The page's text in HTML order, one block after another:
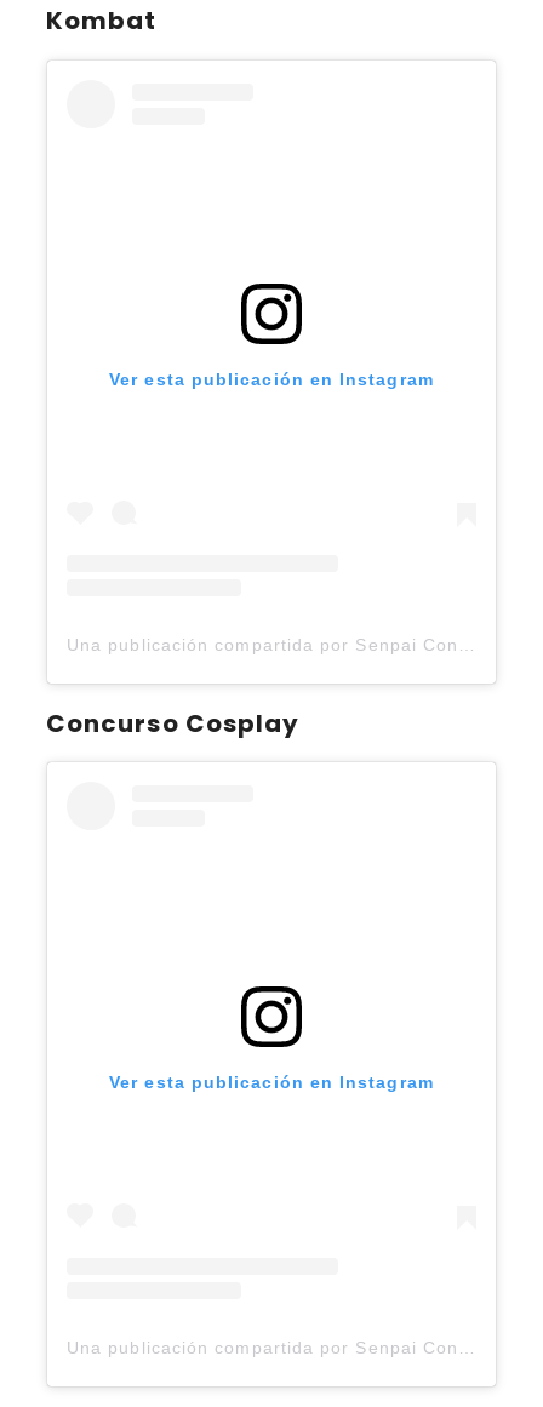
Kombat
Ver esta publicación en Instagram
Concurso Cosplay
Ver esta publicación en Instagram